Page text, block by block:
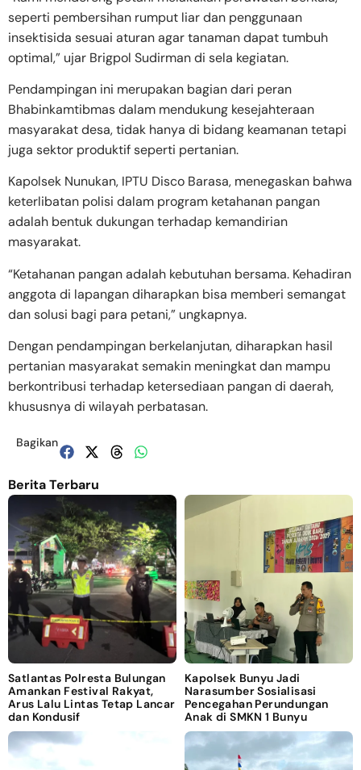
seperti pembersihan rumput liar dan penggunaan
insektisida sesuai aturan agar tanaman dapat tumbuh
optimal,” ujar Brigpol Sudirman di sela kegiatan.
Pendampingan ini merupakan bagian dari peran
Bhabinkamtibmas dalam mendukung kesejahteraan
masyarakat desa, tidak hanya di bidang keamanan tetapi
juga sektor produktif seperti pertanian.
Kapolsek Nunukan, IPTU Disco Barasa, menegaskan bahwa
keterlibatan polisi dalam program ketahanan pangan
adalah bentuk dukungan terhadap kemandirian
masyarakat.
“Ketahanan pangan adalah kebutuhan bersama. Kehadiran
anggota di lapangan diharapkan bisa memberi semangat
dan solusi bagi para petani,” ungkapnya.
Dengan pendampingan berkelanjutan, diharapkan hasil
pertanian masyarakat semakin meningkat dan mampu
berkontribusi terhadap ketersediaan pangan di daerah,
khususnya di wilayah perbatasan.
Bagikan
Berita Terbaru
Satlantas Polresta Bulungan
Amankan Festival Rakyat,
Arus Lalu Lintas Tetap Lancar
dan Kondusif
Kapolsek Bunyu Jadi
Narasumber Sosialisasi
Pencegahan Perundungan
Anak di SMKN 1 Bunyu